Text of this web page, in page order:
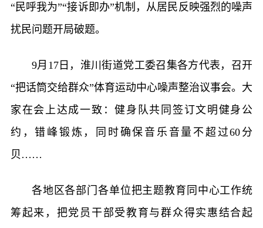
“民呼我为”“接诉即办”机制，从居民反映强烈的噪声
扰民问题开局破题。
9月17日，淮川街道党工委召集各方代表，召开
“把话筒交给群众”体育运动中心噪声整治议事会。大
家在会上达成一致：健身队共同签订文明健身公
约，错峰锻炼，同时确保音乐音量不超过60分
贝……
各地区各部门各单位把主题教育同中心工作统
筹起来，把党员干部受教育与群众得实惠结合起